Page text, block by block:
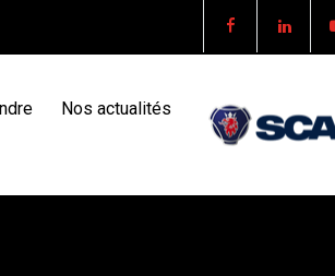
Nos actualités